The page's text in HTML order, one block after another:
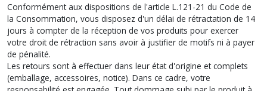
Conformément aux dispositions de l'article L.121-21 du Code de
la Consommation, vous disposez d'un délai de rétractation de 14
jours à compter de la réception de vos produits pour exercer
votre droit de rétraction sans avoir à justifier de motifs ni à payer
de pénalité.
Les retours sont à effectuer dans leur état d'origine et complets
(emballage, accessoires, notice). Dans ce cadre, votre